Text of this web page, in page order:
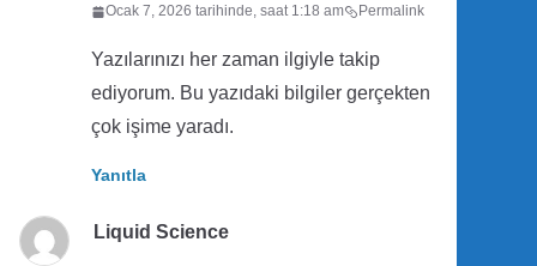
Ocak 7, 2026 tarihinde, saat 1:18 am Permalink
Yazılarınızı her zaman ilgiyle takip
ediyorum. Bu yazıdaki bilgiler gerçekten
çok işime yaradı.
Yanıtla
Liquid Science